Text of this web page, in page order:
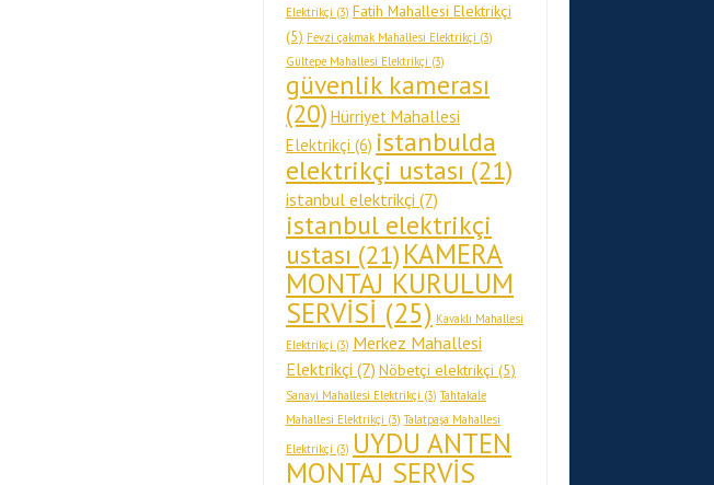
Elektrikçi (3) Fatih Mahallesi Elektrikçi
(5) Fevzi çakmak Mahallesi Elektrikçi (3)
Gültepe Mahallesi Elektrikçi (3)
güvenlik kamerası
(20) Hürriyet Mahallesi
Elektrikçi (6) istanbulda
elektrikçi ustası (21)
istanbul elektrikçi (7)
istanbul elektrikçi
ustası (21)KAMERA
MONTAJ KURULUM
SERVİSİ (25) Kavaklı Mahallesi
Elektrikçi (3) Merkez Mahallesi
Elektrikçi (7) Nöbetçi elektrikçi (5)
Sanayi Mahallesi Elektrikçi (3) Tahtakale
Mahallesi Elektrikçi (3) Talatpaşa Mahallesi
Elektrikçi (3) UYDU ANTEN
MONTAJ SERVİS